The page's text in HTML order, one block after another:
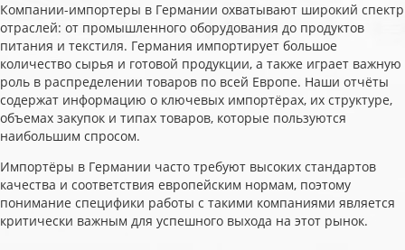
Компании-импортеры в Германии охватывают широкий спектр
отраслей: от промышленного оборудования до продуктов
питания и текстиля. Германия импортирует большое
количество сырья и готовой продукции, а также играет важную
роль в распределении товаров по всей Европе. Наши отчёты
содержат информацию о ключевых импортёрах, их структуре,
объемах закупок и типах товаров, которые пользуются
наибольшим спросом.
Импортёры в Германии часто требуют высоких стандартов
качества и соответствия европейским нормам, поэтому
понимание специфики работы с такими компаниями является
критически важным для успешного выхода на этот рынок.